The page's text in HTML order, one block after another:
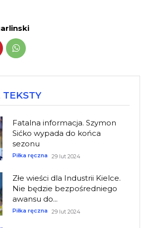
Fatalna informacja. Szymon
Sićko wypada do końca
sezonu
Piłka ręczna 29 lut 2024
Złe wieści dla Industrii Kielce.
Nie będzie bezpośredniego
awansu do...
Piłka ręczna 29 lut 2024